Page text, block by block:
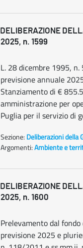
DELIBERAZIONE
2025, n. 1599
L. 28 dicembre 1995, n.
previsione annuale
Stanziamento di €
amministrazione per
Puglia per il servizio di
Sezione: Deliberazioni della
Argomenti:Ambiente e
DELIBERAZIONE
2025, n. 1600
Prelevamento dal
previsione 2025 e